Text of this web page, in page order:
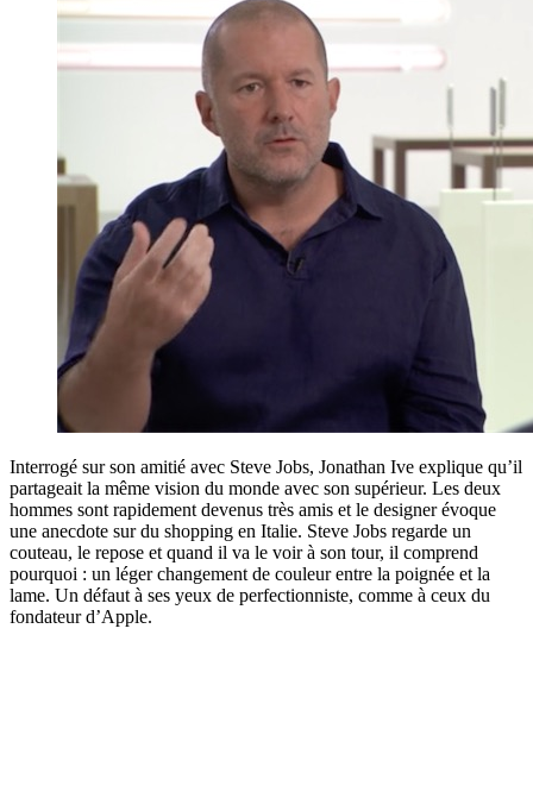
Interrogé sur son amitié avec Steve Jobs, Jonathan Ive explique qu’il
partageait la même vision du monde avec son supérieur. Les deux
hommes sont rapidement devenus très amis et le designer évoque
une anecdote sur du shopping en Italie. Steve Jobs regarde un
couteau, le repose et quand il va le voir à son tour, il comprend
pourquoi : un léger changement de couleur entre la poignée et la
lame. Un défaut à ses yeux de perfectionniste, comme à ceux du
fondateur d’Apple.